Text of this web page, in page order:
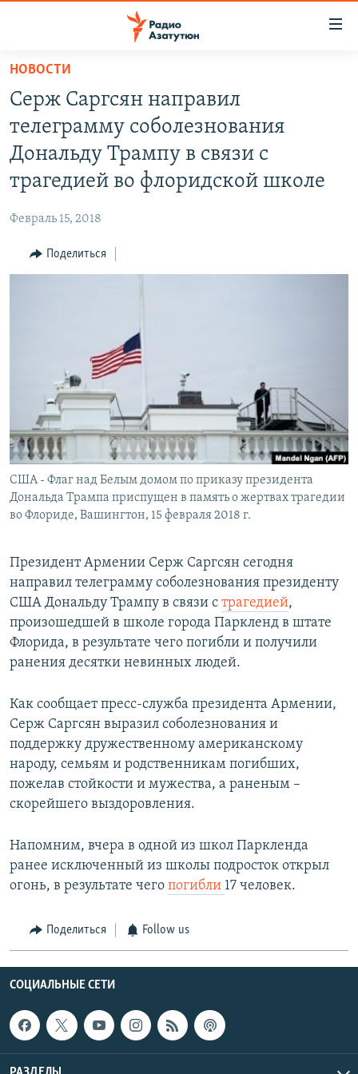
Перейти
основному
содержанию
Перейти
основной
Перейти
поиску
НОВОСТИ
ПОЛИТИКА
РЕГИОН
НАГОРНЫЙ КАРАБАХ
Հայերեն
English
Русский
Все сайты Радио Азатутюн
НОВОСТИ
Серж Саргсян направил
телеграмму соболезнования
Дональду Трампу в связи с
трагедией во флоридской школе
Февраль 15, 2018
Поделиться
США - Флаг над Белым домом по приказу президента
Дональда Трампа приспущен в память о жертвах трагедии
во Флориде, Вашингтон, 15 февраля 2018 г.
Президент Армении Серж Саргсян сегодня
направил телеграмму соболезнования президенту
США Дональду Трампу в связи с трагедией,
произошедшей в школе города Паркленд в штате
Флорида, в результате чего погибли и получили
ранения десятки невинных людей.
Как сообщает пресс-служба президента Армении,
Серж Саргсян выразил соболезнования и
поддержку дружественному американскому
народу, семьям и родственникам погибших,
пожелав стойкости и мужества, а раненым –
скорейшего выздоровления.
Напомним, вчера в одной из школ Паркленда
ранее исключенный из школы подросток открыл
огонь, в результате чего погибли 17 человек.
Поделиться Follow us
СОЦИАЛЬНЫЕ СЕТИ